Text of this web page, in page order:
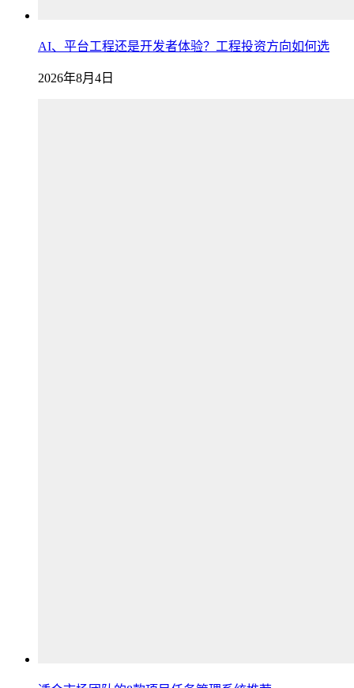
AI、平台工程还是开发者体验？工程投资方向如何选
2026年8月4日